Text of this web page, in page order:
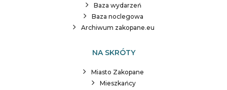
Baza wydarzeń
Baza noclegowa
Archiwum zakopane.eu
NA SKRÓTY
Miasto Zakopane
Mieszkańcy